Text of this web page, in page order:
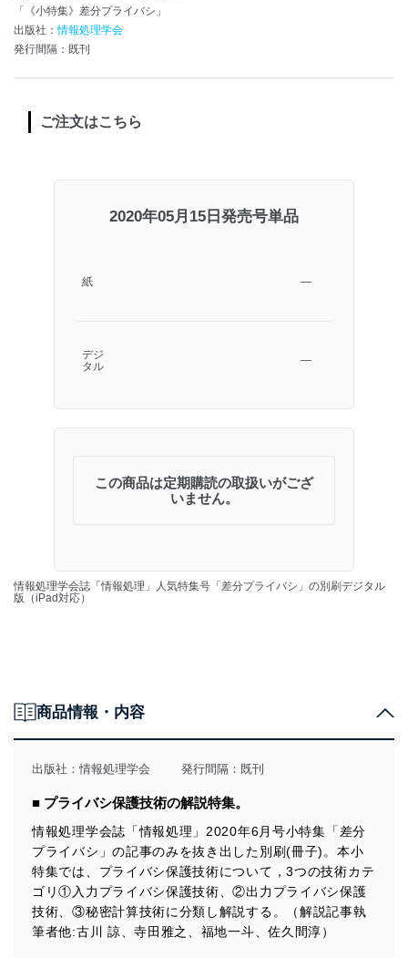
「《小特集》差分プライバシ」
出版社：情報処理学会
発行間隔：既刊
ご注文はこちら
2020年05月15日発売号単品
紙 ―
デジ
タル
―
この商品は定期購読の取扱いがござ
いません。
情報処理学会誌「情報処理」人気特集号「差分プライバシ」の別刷デジタル
版（iPad対応）
商品情報・内容
出版社：情報処理学会 発行間隔：既刊
■ プライバシ保護技術の解説特集。
情報処理学会誌「情報処理」2020年6月号小特集「差分
プライバシ」の記事のみを抜き出した別刷(冊子)。本小
特集では、プライバシ保護技術について，3つの技術カテ
ゴリ①入力プライバシ保護技術、②出力プライバシ保護
技術、③秘密計算技術に分類し解説する。（解説記事執
筆者他:古川 諒、寺田雅之、福地一斗、佐久間淳）